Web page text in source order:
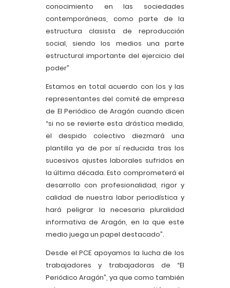
conocimiento en las sociedades
contemporáneas, como parte de la
estructura clasista de reproducción
social, siendo los medios una parte
estructural importante del ejercicio del
poder”
Estamos en total acuerdo con los y las
representantes del comité de empresa
de El Periódico de Aragón cuando dicen
“si no se revierte esta drástica medida,
el despido colectivo diezmará una
plantilla ya de por sí reducida tras los
sucesivos ajustes laborales sufridos en
la última década. Esto comprometerá el
desarrollo con profesionalidad, rigor y
calidad de nuestra labor periodística y
hará peligrar la necesaria pluralidad
informativa de Aragón, en la que este
medio juega un papel destacado”.
Desde el PCE apoyamos la lucha de los
trabajadores y trabajadoras de “El
Periódico Aragón”, ya que como también